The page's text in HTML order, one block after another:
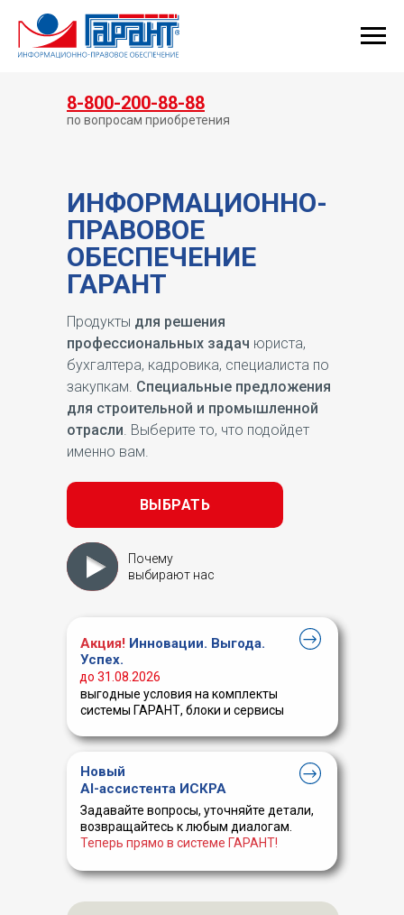
ИНФОРМАЦИОННО-
ПРАВОВОЕ
ОБЕСПЕЧЕНИЕ
ГАРАНТ
Продукты для решения
профессиональных задач юриста,
бухгалтера, кадровика, специалиста по
закупкам. Специальные предложения
для строительной и промышленной
отрасли. Выберите то, что подойдет
именно вам.
ВЫБРАТЬ
Почему
выбирают нас
Акция! Инновации. Выгода.
Успех.
выгодные условия на комплекты
системы ГАРАНТ, блоки и сервисы
до 31.08.2026
8-800-200-88-88
по вопросам приобретения
Новый
AI-ассистента ИСКРА
Задавайте вопросы, уточняйте детали,
возвращайтесь к любым диалогам.
Теперь прямо в системе ГАРАНТ!